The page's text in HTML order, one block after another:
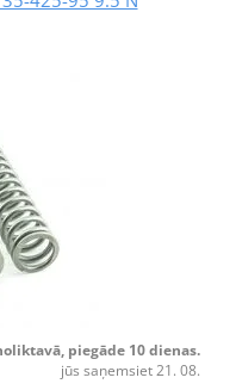
piegāde 10 dienas.
jūs saņemsiet 21. 08.